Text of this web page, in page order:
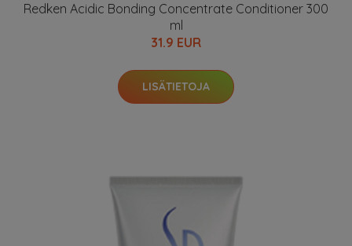
Redken Acidic Bonding Concentrate Conditioner 300
ml
31.9 EUR
LISÄTIETOJA